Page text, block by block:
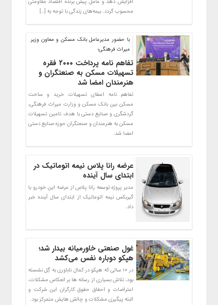
افزایش دهد و عامل پیش برنده اقتصاد مقاومتی
محسوب گردد. بیمه‌های زندگی با توجه به […]
با حضور مدیرعامل بانک مسکن و معاون وزیر
میراث فرهنگی؛
تفاهم نامه پرداخت ۲۰۰۰ فقره
تسهیلات مسکن به صنعتگران و
هنرمندان امضا شد
تفاهم نامه اعطای تسهیلات خرید و ساخت
مسکن بین بانک مسکن و وزارت میراث فرهنگی،
گردشگری و صنایع دستی با هدف تامین تسهیلات
مسکن به هنرمندان و صنعتگران حوزه صنایع دستی
امضا شد.
عرضه رانا پلاس نیمه اتوماتیک در
ابتدای سال آینده
مدیر پروژه توسعه رانا پلاس از عرضه این خودرو با
گیربکس نیمه اتوماتیک از ابتدای سال آینده خبر
داد.
غول صنعتی خاورمیانه بیدار شد؛
هپکو دوباره نفس می‌کشد
در ۱۰ سالی که هپکو در کمال ناباوری به گِل نشسته
بود، تلاش بسیاری از رسانه ها بر انعکاس مشکلات،
اعتراضات و احقاق حقوق کارگران این شرکت و
البته پیگیری مشکلات و چالش هایش متمرکز بود.